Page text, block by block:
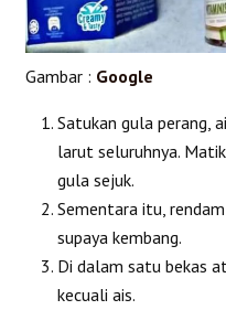
Gambar : Google
Satukan gula perang,
larut seluruhnya.
gula sejuk.
Sementara itu,
supaya kembang.
Di dalam satu bekas
kecuali ais.